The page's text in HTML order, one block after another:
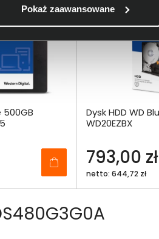
Pokaż zaawansowane
500GB
Dysk HDD WD
WD20EZBX
793,00 zł
netto: 644,72 zł